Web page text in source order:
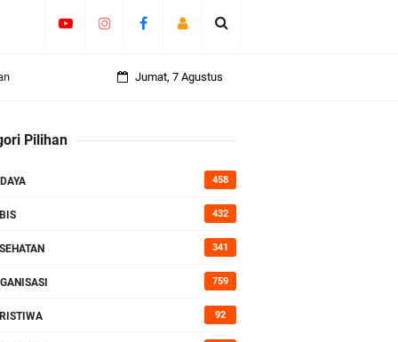
Jumat, 7 Agustus
Pilihan
458
432
341
759
92